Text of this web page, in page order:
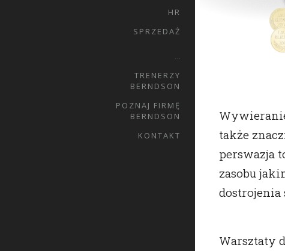
HR
SPRZEDAŻ
TRENERZY
BERNDSON
POZNAJ FIRMĘ
BERNDSON
KONTAKT
także
perswazja
zasobu
dostrojenia
Warsztaty